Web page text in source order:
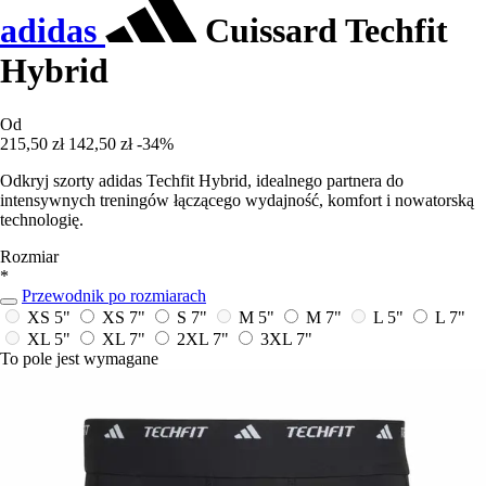
adidas
Cuissard Techfit
Hybrid
Od
215,50 zł 142,50 zł -34%
Odkryj szorty adidas Techfit Hybrid, idealnego partnera do
intensywnych treningów łączącego wydajność, komfort i nowatorską
technologię.
Rozmiar
*
Przewodnik po rozmiarach
XS 5"
XS 7" S 7" M 5" M 7" L 5"
L 7"
XL 5"
XL 7" 2XL 7"
3XL 7"
To pole jest wymagane